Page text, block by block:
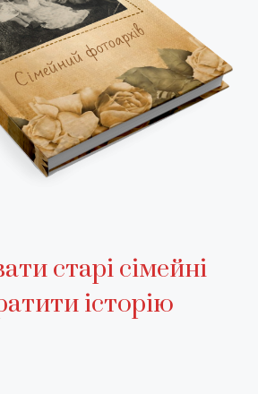
старі сімейні
історію